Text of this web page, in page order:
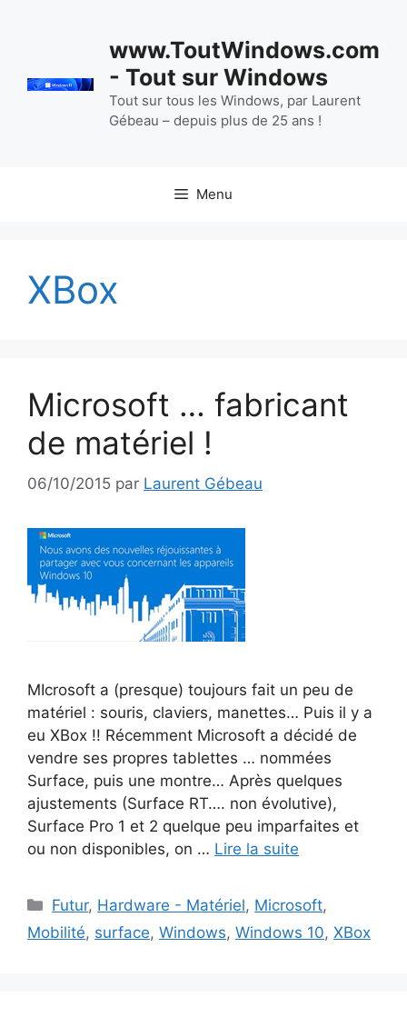
www.ToutWindows.com
- Tout sur Windows
Tout sur tous les Windows, par Laurent
Gébeau – depuis plus de 25 ans !
Menu
XBox
Microsoft … fabricant
de matériel !
06/10/2015 par Laurent Gébeau
MIcrosoft a (presque) toujours fait un peu de
matériel : souris, claviers, manettes… Puis il y a
eu XBox !! Récemment Microsoft a décidé de
vendre ses propres tablettes … nommées
Surface, puis une montre… Après quelques
ajustements (Surface RT…. non évolutive),
Surface Pro 1 et 2 quelque peu imparfaites et
ou non disponibles, on … Lire la suite
Catégories
Futur, Hardware - Matériel, Microsoft,
Mobilité, surface, Windows, Windows 10, XBox